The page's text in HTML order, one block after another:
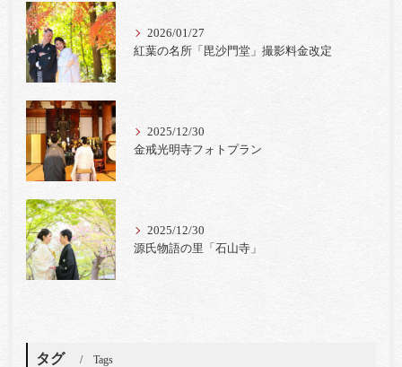
2026/01/27
紅葉の名所「毘沙門堂」撮影料金改定
2025/12/30
金戒光明寺フォトプラン
2025/12/30
源氏物語の里「石山寺」
タグ Tags